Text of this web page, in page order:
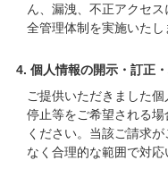
ん、漏洩、不正アクセ
全管理体制を実施いたし
4. 個人情報の開示・訂正
ご提供いただきました
停止等をご希望される
ください。当該ご請求
なく合理的な範囲で対応